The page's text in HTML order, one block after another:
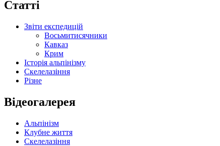
Статті
Звіти експедицій
Восьмитисячники
Кавказ
Крим
Історія альпінізму
Скелелазіння
Різне
Відеогалерея
Альпінізм
Клубне життя
Скелелазіння